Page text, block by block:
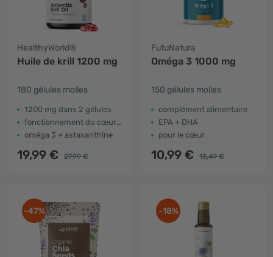
HealthyWorld®
Huile de krill 1200 mg
180 gélules molles
1200 mg dans 2 gélules
fonctionnement du cœur et du foie
oméga 3 + astaxanthine
19,99 € 27,99 €
FutuNatura
Oméga 3 1000 mg
150 gélules molles
complément alimentaire
EPA + DHA
pour le cœur
10,99 € 13,49 €
-47% -18%